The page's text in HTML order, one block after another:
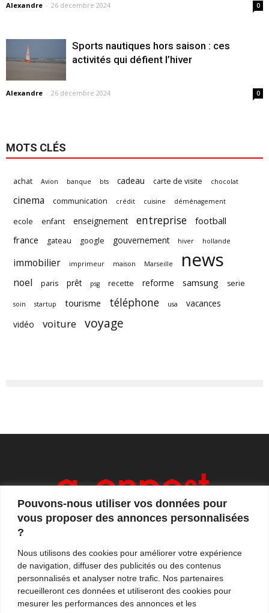
Pouvons-nous utiliser vos données pour
vous proposer des annonces personnalisées
?
Nous utilisons des cookies pour améliorer votre expérience
de navigation, diffuser des publicités ou des contenus
personnalisés et analyser notre trafic. Nos partenaires
recueilleront ces données et utiliseront des cookies pour
mesurer les performances des annonces et les
Alexandre - 26 décembre 2024 0
Sports nautiques hors saison : ces
activités qui défient l’hiver
Alexandre - 26 décembre 2024 0
MOTS CLÉS
achat Avion banque bts cadeau carte de visite chocolat
cinema communication crédit cuisine déménagement
ecole enfant enseignement entreprise
football
france
gateau google gouvernement hiver hollande
immobilier imprimeur maison Marseille news
noel paris prêt psg recette reforme samsung serie
soin startup tourisme téléphone usa
vacances
vidéo
voiture voyage
et de tendances. Notre équipe de journalistes vous
propose quotidiennement de suivre l'actualité en
France et à l'international.
Contactez-nous:contact@axonpost.com